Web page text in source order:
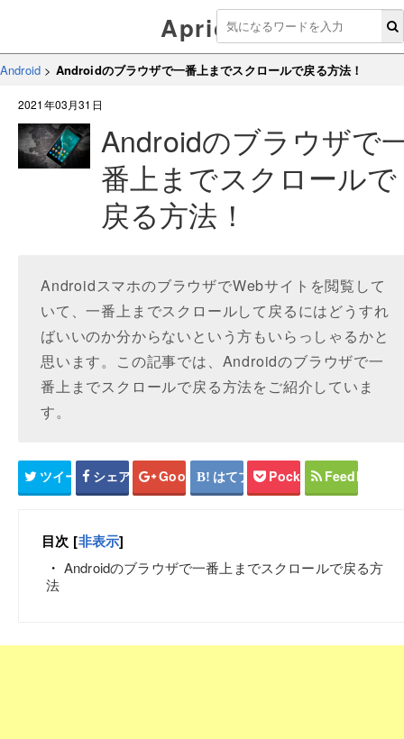
Aprico
Android > Androidのブラウザで一番上までスクロールで戻る方法！
2021年03月31日
Androidのブラウザで
番上までスクロールで
戻る方法！
AndroidスマホのブラウザでWebサイトを閲覧して
いて、一番上までスクロールして戻るにはどうすれ
ばいいのか分からないという方もいらっしゃるかと
思います。この記事では、Androidのブラウザで一
番上までスクロールで戻る方法をご紹介していま
す。
ツイート シェア Google+ はてブ Pocket Feedly
目次 [非表示]
Androidのブラウザで一番上までスクロールで戻る方
法